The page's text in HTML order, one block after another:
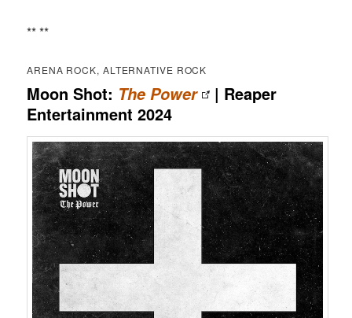
** **
ARENA ROCK, ALTERNATIVE ROCK
Moon Shot: The Power
| Reaper
Entertainment 2024